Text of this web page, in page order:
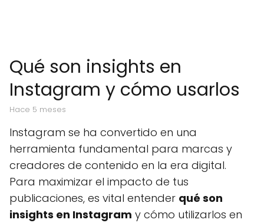
Qué son insights en
Instagram y cómo usarlos
hace 5 meses
Instagram se ha convertido en una
herramienta fundamental para marcas y
creadores de contenido en la era digital.
Para maximizar el impacto de tus
publicaciones, es vital entender qué son
insights en Instagram y cómo utilizarlos en